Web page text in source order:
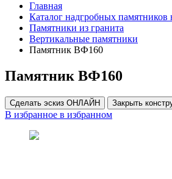
Главная
Каталог надгробных памятников
Памятники из гранита
Вертикальные памятники
Памятник ВФ160
Памятник ВФ160
Сделать эскиз ОНЛАЙН Закрыть
В избранное в избранном